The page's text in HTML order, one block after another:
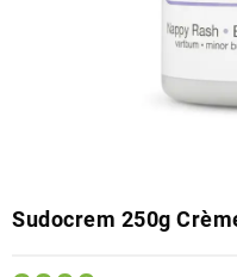
Sudocrem 250g